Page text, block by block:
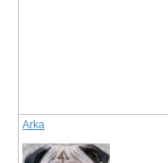
Arka